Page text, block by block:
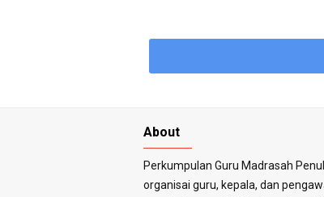
About
Perkumpulan Guru Madrasah
organisai guru, kepala, dan